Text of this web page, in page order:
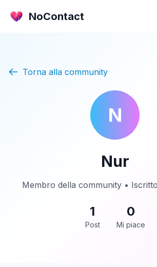
NoContact
Torna alla community
N
Nur
Membro della community •
1
Post
0
Mi piace